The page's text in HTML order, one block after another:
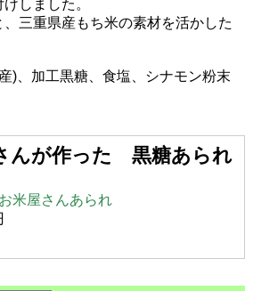
しました。
三重県産もち米の素材を活かした
)、加工黒糖、食塩、シナモン粉末
んが作った 黒糖あられ
米屋さんあられ